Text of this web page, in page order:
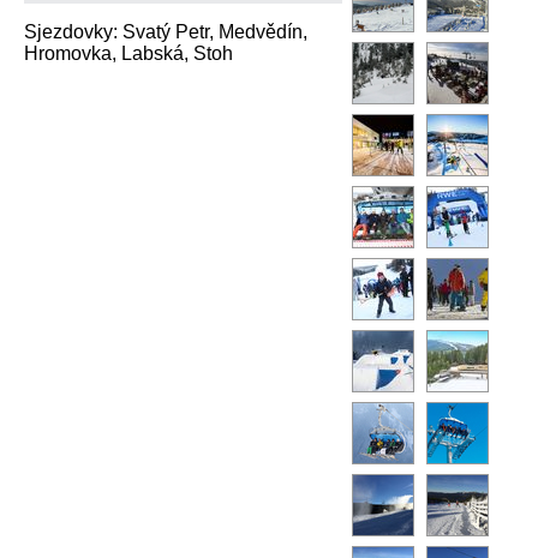
Sjezdovky: Svatý Petr, Medvědín,
Hromovka, Labská, Stoh